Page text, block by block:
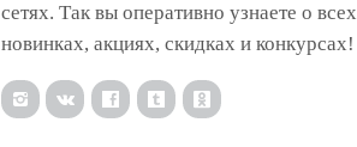
сетях. Так вы оперативно узнаете о всех
новинках, акциях, скидках и конкурсах!